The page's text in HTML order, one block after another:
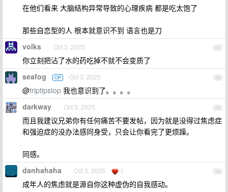
在他们看来 大脑结构异常导致的心理疾病 都是吃太饱了
那些自恋型的人 根本就意识不到 语言也是刀
31
volks Oct 3, 2025
你立刻把沾了水的药吃掉不就不会变质了
32
seafog OP Oct 3, 2025
@triptipstop 我也意识到了。。。。
33
darkway Oct 3, 2025
而且我建议兄弟你有任何痛苦不要发帖，因为就是没得过焦虑症
和强迫症的没办法感同身受，只会让你看完了更烦躁。
同感。
34
danhahaha Oct 3, 2025 1
成年人的焦虑就是源自你这种虚伪的自我感动。